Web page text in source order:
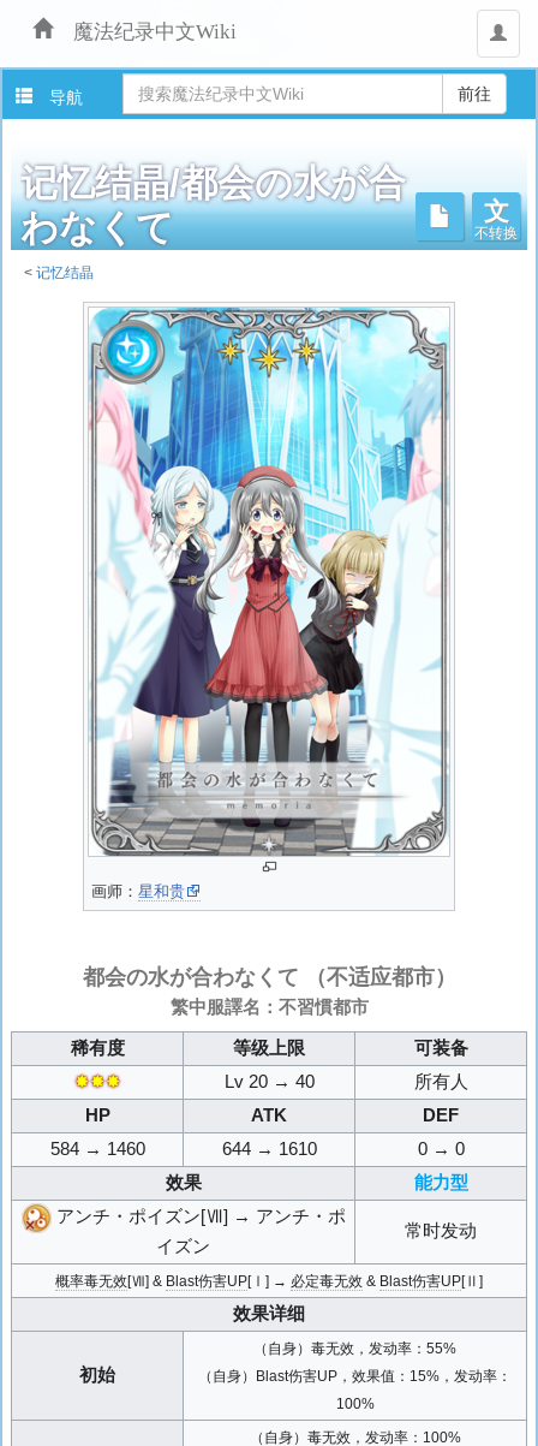
魔法纪录中文Wiki
用
户
导航
记忆结晶/都会の水が合
わなくて
文
不转换
<记忆结晶
画师： 星和贵
都会の水が合わなくて （不适应都市）
繁中服譯名：不習慣都市
稀有度 等级上限
可装备
✸✸✸
Lv 20 → 40
所有人
HP
ATK
DEF
584 → 1460
644 → 1610
0 → 0
效果
能力型
アンチ・ポイズン[Ⅶ] → アンチ・ポ
イズン
常时发动
概率毒无效[Ⅶ] & Blast伤害UP[Ⅰ] → 必定毒无效 & Blast伤害UP[Ⅱ]
效果详细
初始
（自身）毒无效，发动率：55%
（自身）Blast伤害UP，效果值：15%，发动率：
100%
（自身）毒无效，发动率：100%